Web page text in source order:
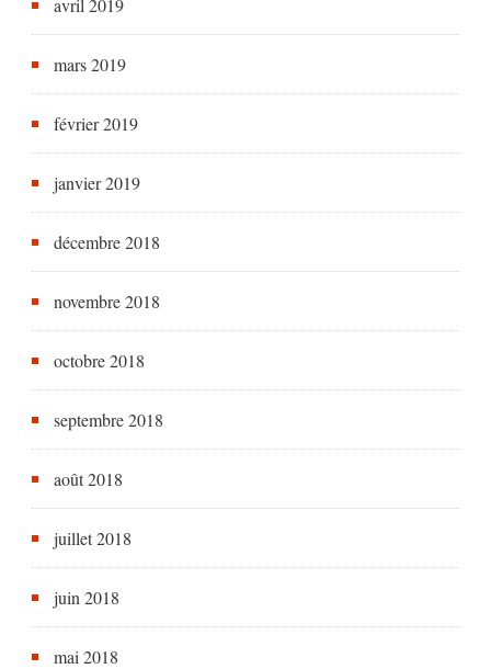
avril 2019
mars 2019
février 2019
janvier 2019
décembre 2018
novembre 2018
octobre 2018
septembre 2018
août 2018
juillet 2018
juin 2018
mai 2018